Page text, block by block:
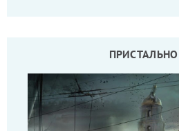
ПРИСТАЛЬНО